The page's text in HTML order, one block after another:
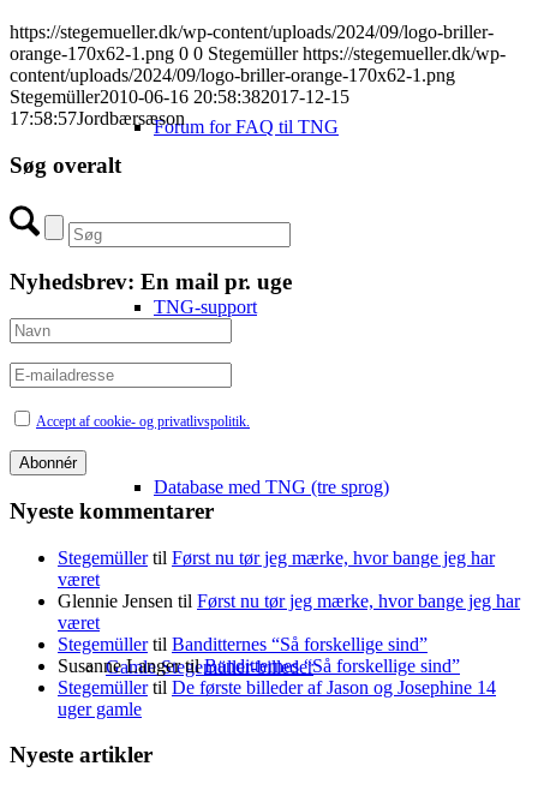
Forum for FAQ til TNG
TNG-support
Database med TNG (tre sprog)
Gamle Stegemüller-billeder
https://stegemueller.dk/wp-content/uploads/2024/09/logo-briller-
orange-170x62-1.png 0 0 Stegemüller https://stegemueller.dk/wp-
content/uploads/2024/09/logo-briller-orange-170x62-1.png
Stegemüller2010-06-16 20:58:382017-12-15
17:58:57Jordbærsæson
Søg overalt
Nyhedsbrev: En mail pr. uge
Accept af cookie- og privatlivspolitik.
Nyeste kommentarer
Stegemüllertil Først nu tør jeg mærke, hvor bange jeg har
været
Glennie Jensen til Først nu tør jeg mærke, hvor bange jeg har
været
Stegemüllertil Banditternes “Så forskellige sind”
Susanne LangertilBanditternes “Så forskellige sind”
Stegemüllertil De første billeder af Jason og Josephine 14
uger gamle
Nyeste artikler